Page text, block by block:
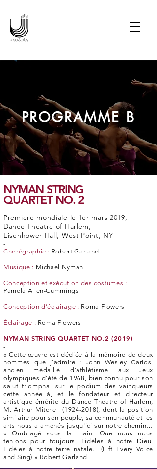
PROGRAMME B
NYMAN STRING
QUARTET NO. 2
Première mondiale le 1er mars 2019,
Dance Theatre of Harlem,
Eisenhower Hall, West Point, NY
-
Chorégraphie : Robert Garland
Musique : Michael Nyman
Conception et exécution des costumes :
Pamela Allen-Cummings
Conception d’éclairage : Roma Flowers
Éclairage : Roma Flowers
NYMAN STRING QUARTET NO.2 (2019)
-
« Cette œuvre est dédiée à la mémoire de deux
hommes que j'admire : John Wesley Carlos,
ancien médaillé d'athlétisme aux Jeux
olympiques d'été de 1968, bien connu pour son
salut triomphal sur le podium des vainqueurs
cette année-là, et le fondateur et directeur
artistique émérite du Dance Theatre of Harlem,
M. Arthur Mitchell(1924-2018), dont la position
similaire pour son peuple, sa communauté et les
arts nous a amenés jusqu'ici sur notre chemin…
« Ombragé sous la main, Que nous nous
tenions pour toujours, Fidèles à notre Dieu,
Fidèles à notre terre natale. (Lift Every Voice
and Sing) »-Robert Garland